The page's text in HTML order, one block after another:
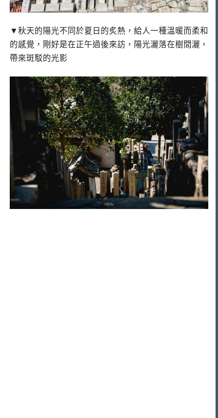
▼秋天的陽光不同於夏日的炙熱，給人一種溫暖而柔和
的感覺，剛好是在正午過後來訪，陽光灑落在樹間灑，
帶來斑駁的光影